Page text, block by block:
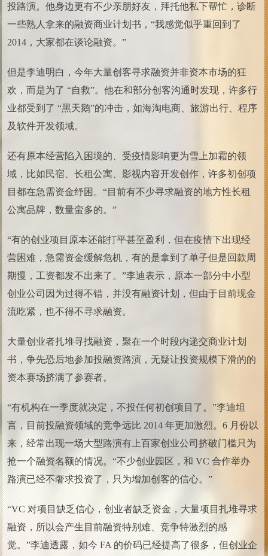
投路演。他身边更有不少亲朋好友，拜托他私下帮忙，诊断
一些熟人拿来的融资商业计划书，“我感觉似乎重回到了
2014，大家都在谈论融资。”
但是李迪明白，今年大量创客寻求融资并非资本市场的狂
欢，而是为了 “自救”。他在和部分创客沟通时发现，许多行
业都受到了 “黑天鹅”的冲击，如海淘电商、旅游出行、程序
及软件开发领域。
还有原本经营陷入困境的、受疫情影响更为雪上加霜的领
域，比如民宿、长租公寓、影视内容开发创作，许多初创项
目都在急需资金纾困。“目前有不少寻求融资的地方性长租
公寓品牌，数量蛮多的。”
“有的创业项目原本还能打平甚至盈利，但在疫情下出现经
营困难，急需资金缓解危机，有的是拿到了单子但是回款周
期慢，工资都发不出来了。”李迪表示，原本一部分中小型
创业公司因为过得不错，并没有融资计划，但由于目前现金
流吃紧，也不得不寻求融资。
大量创业者扎堆寻找融资，聚在一个时段内递交商业计划
书，争先恐后地参加投融资路演，无疑让投资规模下滑的的
资本赛场挤满了参赛者。
“有机构在一季度就决定，不投任何初创项目了。”李迪坦
言，目前投融资领域的竞争远比 2014 年更加激烈。6 月份以
来，经常出现一场大型路演有上百家创业公司挤破门槛只为
抢一个融资名额的情况。“不少创业园区，和 VC 合作举办
路演已经不奢求投资了，只为增加创客的信心。”
“VC 对项目缺乏信心，创业者缺乏资金，大量项目扎堆寻求
融资，所以会产生目前融资特别难、竞争特激烈的感
觉。”李迪透露，如今 FA 的价码已经提高了很多，但创业企